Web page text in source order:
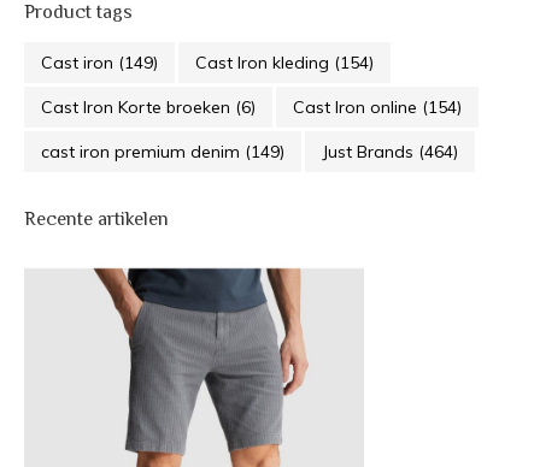
Product tags
Cast iron (149) Cast Iron kleding (154)
Cast Iron Korte broeken (6) Cast Iron online (154)
cast iron premium denim (149) Just Brands (464)
Recente artikelen